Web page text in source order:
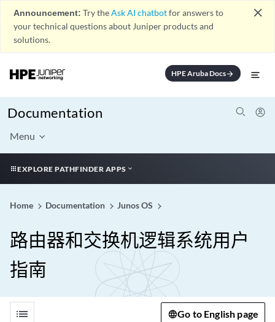
Announcement: Try theAsk AI chatbotfor answers to
your technical questions about Juniper products and
solutions.
close
HPE Aruba Docsarrow_forward
Documentation
Menu
EXPLORE PATHFINDER APPS
Home Documentation Junos OS
路由器和交换机逻辑系统用户
指南
list Go to English page